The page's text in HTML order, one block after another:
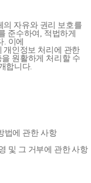
의 자유와 권리 보호를
준수하여, 적법하게
이에
개인정보 처리에 관한
원활하게 처리할 수
합니다.
법에 관한 사항
및 그 거부에 관한 사항